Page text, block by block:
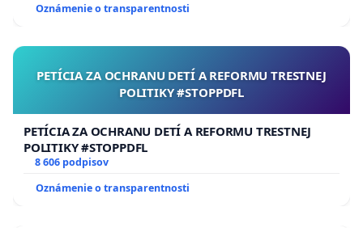
ĎUMBIERSKEJ/MAGU
Oznámenie o transparentnosti
PETÍCIA ZA OCHRANU DETÍ A REFORMU TRESTNEJ
POLITIKY #STOPPDFL
PETÍCIA ZA OCHRANU DETÍ A REFORMU TRESTNEJ
POLITIKY #STOPPDFL
8 606 podpisov
Oznámenie o transparentnosti